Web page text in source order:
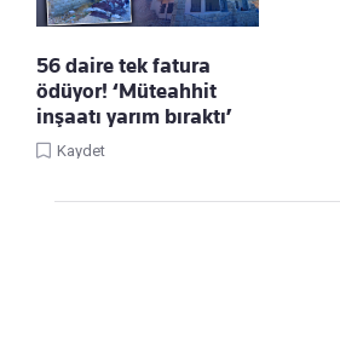
56 daire tek fatura
ödüyor! ‘Müteahhit
inşaatı yarım bıraktı’
Kaydet